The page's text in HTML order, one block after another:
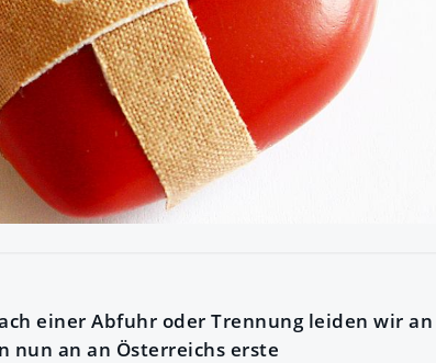
einer Abfuhr oder Trennung leiden wir an
nun an an Österreichs erste